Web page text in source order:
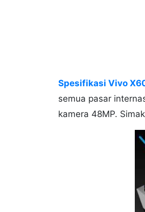
Spesifikasi Vivo
semua pasar
kamera 48MP.